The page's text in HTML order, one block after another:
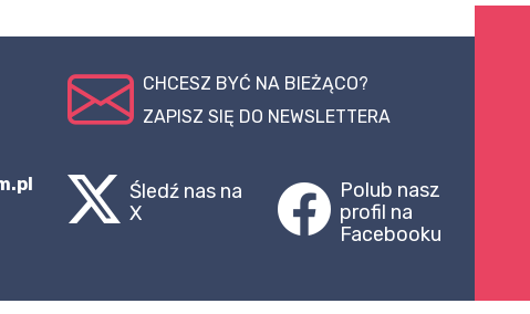
CHCESZ BYĆ NA BIEŻĄCO?
ZAPISZ SIĘ DO NEWSLETTERA
Śledź nas na
X
Polub nasz
profil na
Facebooku